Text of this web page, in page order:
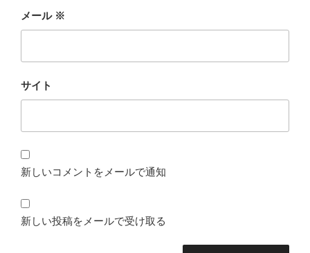
メール ※
サイト
新しいコメントをメールで通知
新しい投稿をメールで受け取る